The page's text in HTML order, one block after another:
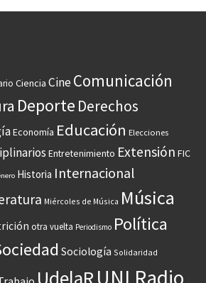
Ciencia CineComunicación
Deporte Derechos
Economía Educación Elecciones
Entretenimiento Extensión FIC
Historia Internacional
Miércoles de Música Música
otra vuelta Periodismo Política
Sociología Solidaridad